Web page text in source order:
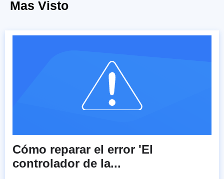
Mas Visto
Cómo reparar el error 'El
controlador de la...